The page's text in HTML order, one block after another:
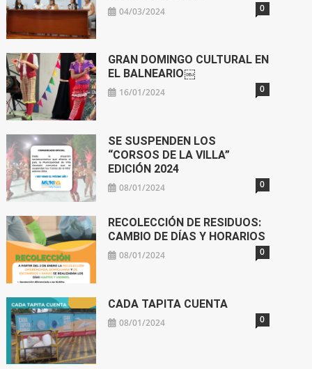
04/03/2024 0
GRAN DOMINGO CULTURAL EN
EL BALNEARIO￼
16/01/2024 0
SE SUSPENDEN LOS
“CORSOS DE LA VILLA”
EDICIÓN 2024
08/01/2024 0
RECOLECCIÓN DE RESIDUOS:
CAMBIO DE DÍAS Y HORARIOS
08/01/2024 0
CADA TAPITA CUENTA
08/01/2024 0